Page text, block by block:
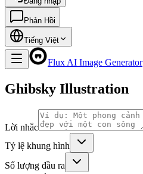
Phản Hồi
Tiếng Việt
Flux AI Image Generator
Ghibsky Illustration
Lời nhắc
Tỷ lệ khung hình
Số lượng đầu ra